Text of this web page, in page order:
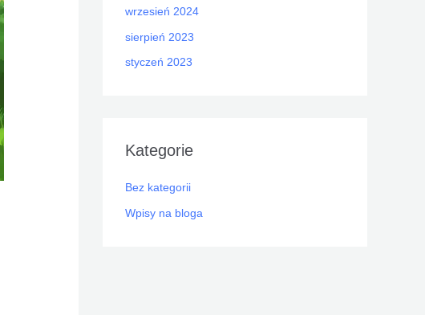
wrzesień 2024
sierpień 2023
styczeń 2023
Kategorie
Bez kategorii
Wpisy na bloga